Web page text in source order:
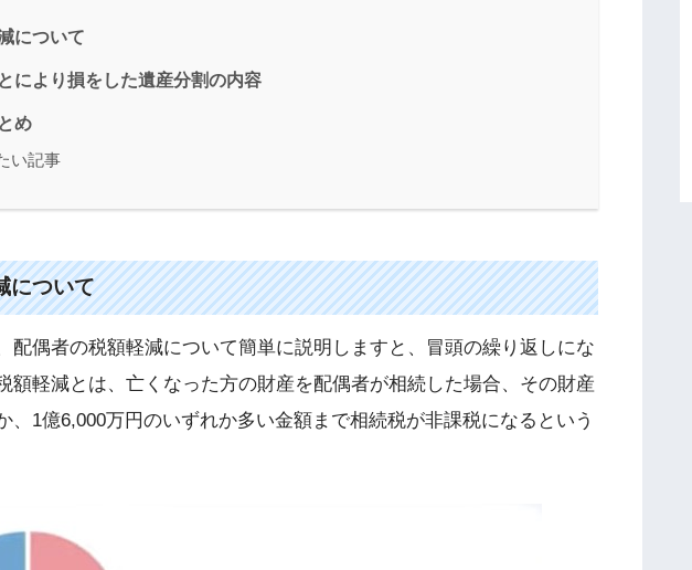
について
により損をした遺産分割の内容
め
い記事
について
配偶者の税額軽減について簡単に説明しますと、冒頭の繰り返しにな
額軽減とは、亡くなった方の財産を配偶者が相続した場合、その財産
、1億6,000万円のいずれか多い金額まで相続税が非課税になるという